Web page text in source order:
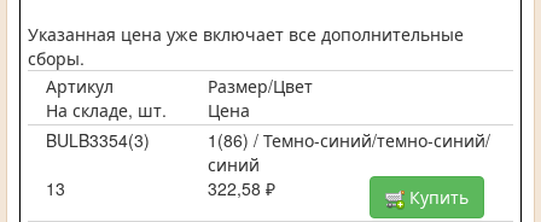
Указанная цена уже включает все дополнительные
сборы.
Артикул
Размер/Цвет
На складе, шт.
Цена
BULB3354(3)
1(86) / Темно-синий/темно-синий/
синий
13
322,58 ₽
Купить